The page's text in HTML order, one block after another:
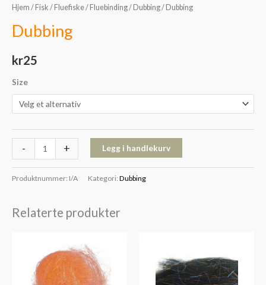
Hjem / Fisk / Fluefiske/ Fluebinding/ Dubbing/ Dubbing
Dubbing
kr25
Size
- + Legg i handlekurv
Produktnummer: I/A Kategori: Dubbing
Relaterte produkter